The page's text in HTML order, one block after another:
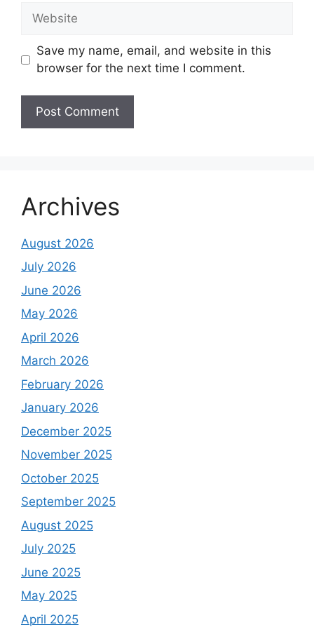
Website
Save my name, email, and website in this
browser for the next time I comment.
Archives
August 2026
July 2026
June 2026
May 2026
April 2026
March 2026
February 2026
January 2026
December 2025
November 2025
October 2025
September 2025
August 2025
July 2025
June 2025
May 2025
April 2025